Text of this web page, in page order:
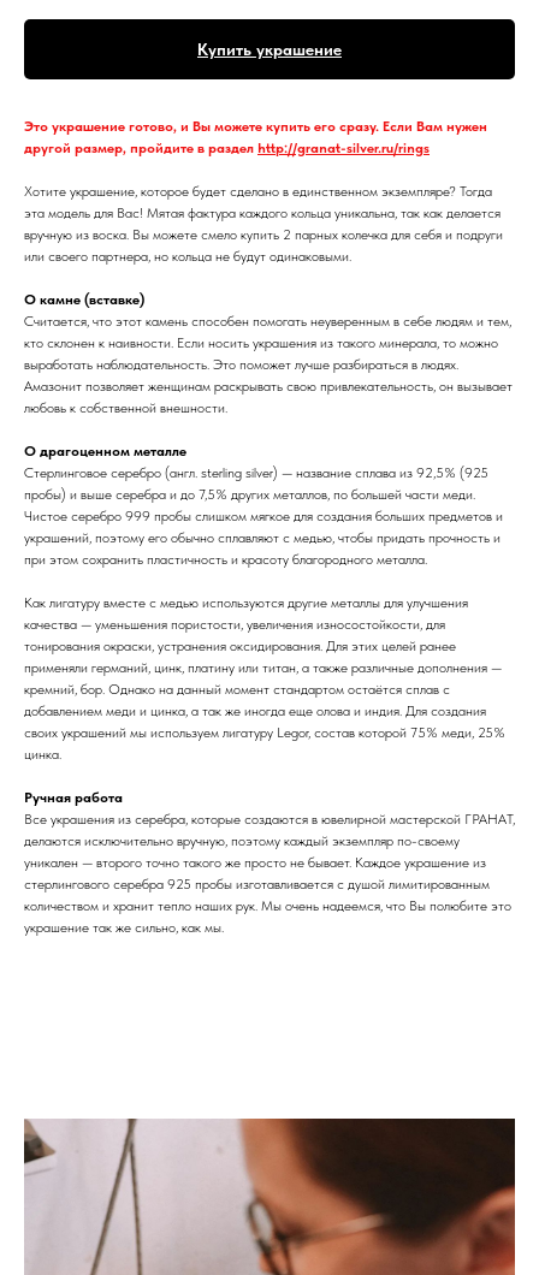
Купить украшение
Это украшение готово, и Вы можете купить его сразу. Если Вам нужен
другой размер, пройдите в раздел http://granat-silver.ru/rings
Хотите украшение, которое будет сделано в единственном экземпляре? Тогда
эта модель для Вас! Мятая фактура каждого кольца уникальна, так как делается
вручную из воска. Вы можете смело купить 2 парных колечка для себя и подруги
или своего партнера, но кольца не будут одинаковыми.
О камне (вставке)
Считается, что этот камень способен помогать неуверенным в себе людям и тем,
кто склонен к наивности. Если носить украшения из такого минерала, то можно
выработать наблюдательность. Это поможет лучше разбираться в людях.
Амазонит позволяет женщинам раскрывать свою привлекательность, он вызывает
любовь к собственной внешности.
О драгоценном металле
Стерлинговое серебро (англ. sterling silver) — название сплава из 92,5% (925
пробы) и выше серебра и до 7,5% других металлов, по большей части меди.
Чистое серебро 999 пробы слишком мягкое для создания больших предметов и
украшений, поэтому его обычно сплавляют с медью, чтобы придать прочность и
при этом сохранить пластичность и красоту благородного металла.
Как лигатуру вместе с медью используются другие металлы для улучшения
качества — уменьшения пористости, увеличения износостойкости, для
тонирования окраски, устранения оксидирования. Для этих целей ранее
применяли германий, цинк, платину или титан, а также различные дополнения —
кремний, бор. Однако на данный момент стандартом остаётся сплав с
добавлением меди и цинка, а так же иногда еще олова и индия. Для создания
своих украшений мы используем лигатуру Legor, состав которой 75% меди, 25%
цинка.
Ручная работа
Все украшения из серебра, которые создаются в ювелирной мастерской ГРАНАТ,
делаются исключительно вручную, поэтому каждый экземпляр по-своему
уникален — второго точно такого же просто не бывает. Каждое украшение из
стерлингового серебра 925 пробы изготавливается с душой лимитированным
количеством и хранит тепло наших рук. Мы очень надеемся, что Вы полюбите это
украшение так же сильно, как мы.